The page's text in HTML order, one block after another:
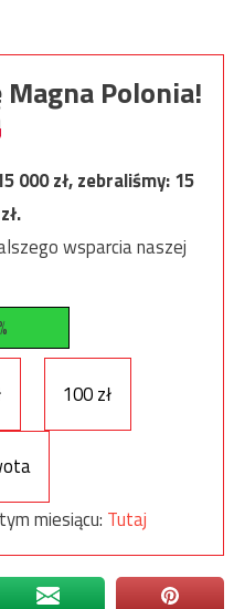
Polonia!
000zł, zebraliśmy:15
zł.
wsparcia naszej
100 zł
miesiącu: Tutaj